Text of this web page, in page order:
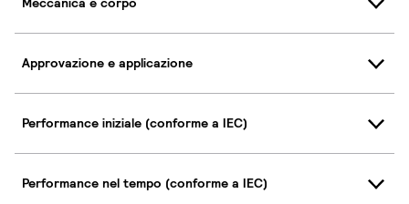
Approvazione e applicazione
Performance iniziale (conforme a IEC)
Performance nel tempo (conforme a IEC)